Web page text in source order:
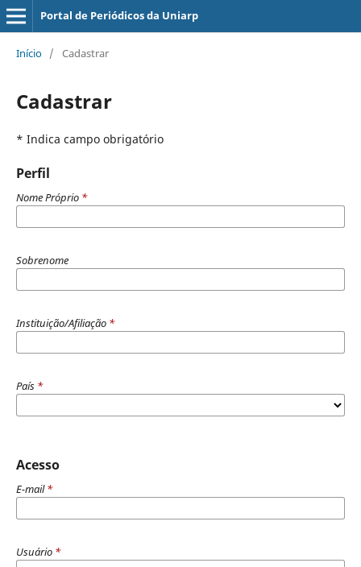
Portal de Periódicos da Uniarp
Início / Cadastrar
Cadastrar
* Indica campo obrigatório
Perfil
Nome Próprio *
Sobrenome
Instituição/Afiliação *
País *
Acesso
E-mail*
Usuário *